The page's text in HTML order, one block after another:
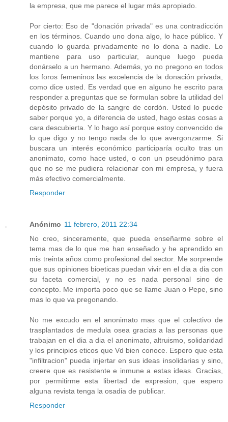
la empresa, que me parece el lugar más apropiado.
Por cierto: Eso de "donación privada" es una contradicción
en los términos. Cuando uno dona algo, lo hace público. Y
cuando lo guarda privadamente no lo dona a nadie. Lo
mantiene para uso particular, aunque luego pueda
donárselo a un hermano. Además, yo no pregono en todos
los foros femeninos las excelencia de la donación privada,
como dice usted. Es verdad que en alguno he escrito para
responder a preguntas que se formulan sobre la utilidad del
depósito privado de la sangre de cordón. Usted lo puede
saber porque yo, a diferencia de usted, hago estas cosas a
cara descubierta. Y lo hago así porque estoy convencido de
lo que digo y no tengo nada de lo que avergonzarme. Si
buscara un interés económico participaría oculto tras un
anonimato, como hace usted, o con un pseudónimo para
que no se me pudiera relacionar con mi empresa, y fuera
más efectivo comercialmente.
Responder
Anónimo 11 febrero, 2011 22:34
No creo, sinceramente, que pueda enseñarme sobre el
tema mas de lo que me han enseñado y he aprendido en
mis treinta años como profesional del sector. Me sorprende
que sus opiniones bioeticas puedan vivir en el dia a dia con
su faceta comercial, y no es nada personal sino de
concepto. Me importa poco que se llame Juan o Pepe, sino
mas lo que va pregonando.
No me excudo en el anonimato mas que el colectivo de
trasplantados de medula osea gracias a las personas que
trabajan en el dia a dia el anonimato, altruismo, solidaridad
y los principios eticos que Vd bien conoce. Espero que esta
"infiltracion" pueda injertar en sus ideas insolidarias y sino,
creere que es resistente e inmune a estas ideas. Gracias,
por permitirme esta libertad de expresion, que espero
alguna revista tenga la osadia de publicar.
Responder